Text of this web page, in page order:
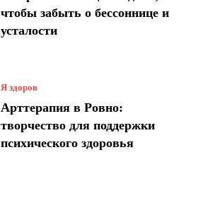
чтобы забыть о бессоннице и
усталости
Я здоров
Арттерапия в Ровно:
творчество для поддержки
психического здоровья